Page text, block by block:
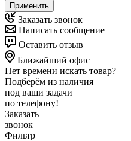
Применить
Заказать звонок
Написать сообщение
Оставить отзыв
Ближайший офис
Нет времени искать товар?
Подберём из наличия
под ваши задачи
по телефону!
Заказать
звонок
Фильтр